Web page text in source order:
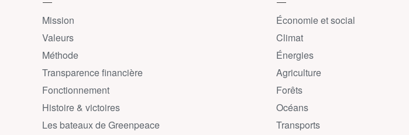
Mission
Valeurs
Méthode
Transparence financière
Fonctionnement
Histoire & victoires
Les bateaux de Greenpeace
Économie et social
Climat
Énergies
Agriculture
Forêts
Océans
Transports